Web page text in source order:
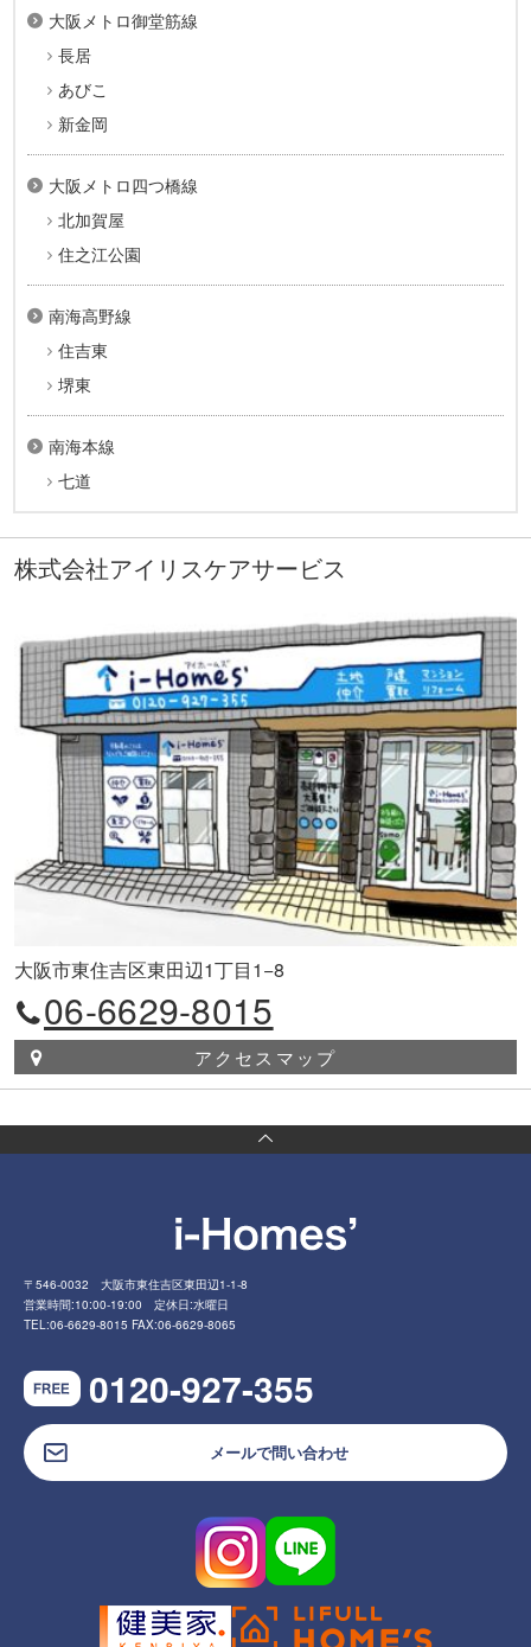
大阪メトロ御堂筋線
長居
あびこ
新金岡
大阪メトロ四つ橋線
北加賀屋
住之江公園
南海高野線
住吉東
堺東
南海本線
七道
株式会社アイリスケアサービス
大阪市東住吉区東田辺1丁目1−8
06-6629-8015
アクセスマップ
〒546-0032 大阪市東住吉区東田辺1-1-8
営業時間:10:00-19:00 定休日:水曜日
TEL:06-6629-8015 FAX:06-6629-8065
0120-927-355
メールで問い合わせ